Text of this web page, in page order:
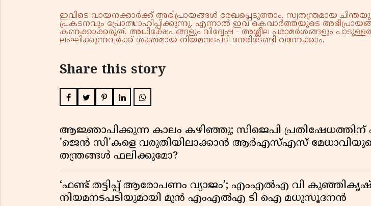
ഇവിടെ വായനക്കാർക്ക് അഭിപ്രായങ്ങൾ രേഖപ്പെടുത്താം. സ്വതന്ത്രമായ
പ്രകടനവും പ്രോത്സാഹിപ്പിക്കുന്നു. എന്നാൽ ഇവ കെവാർത്തയുടെ
കണക്കാക്കരുത്. അധിക്ഷേപങ്ങളും വിദ്വേഷ - അശ്ലീല പരാമർശങ്ങളും
ലംഘിക്കുന്നവർക്ക് ശക്തമായ നിയമനടപടി നേരിടേണ്ടി വന്നേക്കാം.
Share this story
ആജ്ഞാപിക്കുന്ന കാലം കഴിഞ്ഞു; സിജെപി പ്രതിഷേധത്തിന്
'ജെൻ സി'കളെ വരുതിയിലാക്കാൻ ആർഎസ്എസ്
തന്ത്രങ്ങൾ ഫലിക്കുമോ?
‘ഫണ്ട് തട്ടിപ്പ് ആരോപണം വ്യാജം’; എംഎൽഎ വി
നിയമനടപടിയുമായി മുൻ എംഎൽഎ ടി ഐ മധുസൂദനൻ